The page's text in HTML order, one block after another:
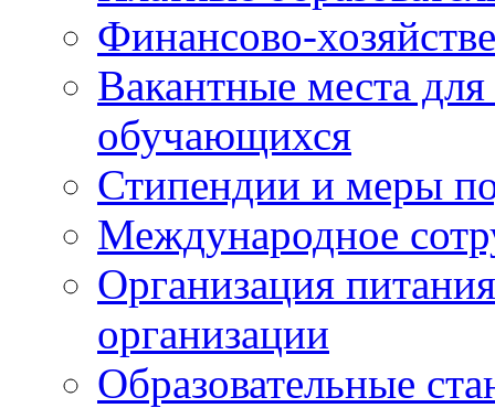
Финансово-
Вакантные места
обучающихся
Стипендии и меры
Международное
Организация
организации
Образовательные